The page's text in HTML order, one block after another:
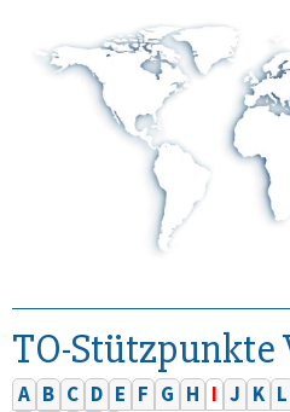
TO-
A B C D E F G H I J K L